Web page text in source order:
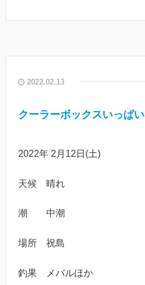
2022.02.13
クーラーボックスいっぱい
2022年 2月12日(土)
天候 晴れ
潮 中潮
場所 祝島
釣果 メバルほか